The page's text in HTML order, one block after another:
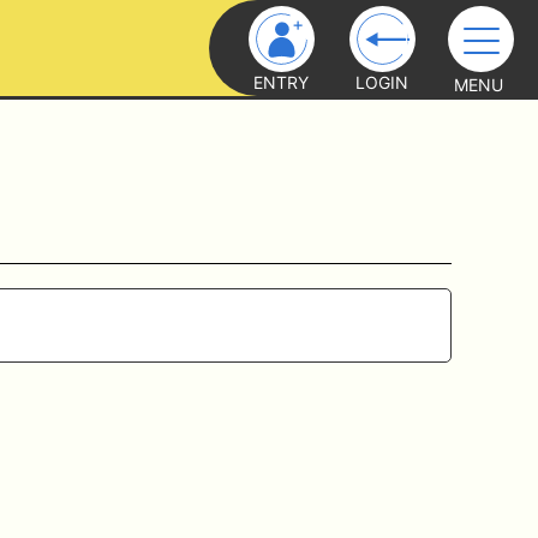
ENTRY LOGIN MENU